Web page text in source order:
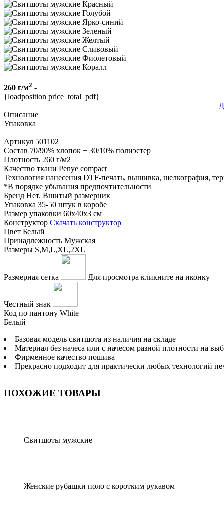
260 г/м2 -
{loadposition price_total_pdf}
Описание
Упаковка
Артикул 501102
Состав 70/90% хлопок + 30/10% полиэстер
Плотность 260 г/м2
Качество ткани Penye compact
Технология нанесения DTF-печать, вышивка, шелкография,
*В порядке убывания предпочтительности
Бренд Нет. Вшитый размерник
Упаковка 35-50 штук в коробе
Размер упаковки 60x40x3 см
Конструктор Скачать конструктор
Цвет Белый
Принадлежность Мужская
Размеры S,M,L,XL,2XL
Размерная сетка Для просмотра кликните на иконку
Честный знак
Код по пантону White
Белый
Базовая модель свитшота из наличия на складе
Материал без начеса или с начесом разной плотности на
Фирменное качество пошива
Прекрасно подходит для практически любых технологий
ПОХОЖИЕ ТОВАРЫ
Свитшоты мужские
Женские рубашки поло с коротким рукавом